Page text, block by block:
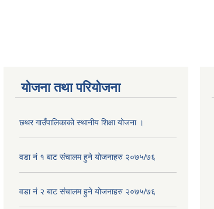
योजना तथा परियोजना
छथर गाउँपालिकाको स्थानीय शिक्षा योजना ।
वडा नं १ बाट संचालम हुने योजनाहरु २०७५/७६
वडा नं २ बाट संचालम हुने योजनाहरु २०७५/७६